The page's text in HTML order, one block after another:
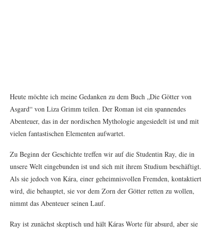
Heute möchte ich meine Gedanken zu dem Buch „Die Götter von
Asgard“ von Liza Grimm teilen. Der Roman ist ein spannendes
Abenteuer, das in der nordischen Mythologie angesiedelt ist und mit
vielen fantastischen Elementen aufwartet.
Zu Beginn der Geschichte treffen wir auf die Studentin Ray, die in
unsere Welt eingebunden ist und sich mit ihrem Studium beschäftigt.
Als sie jedoch von Kára, einer geheimnisvollen Fremden, kontaktiert
wird, die behauptet, sie vor dem Zorn der Götter retten zu wollen,
nimmt das Abenteuer seinen Lauf.
Ray ist zunächst skeptisch und hält Káras Worte für absurd, aber sie